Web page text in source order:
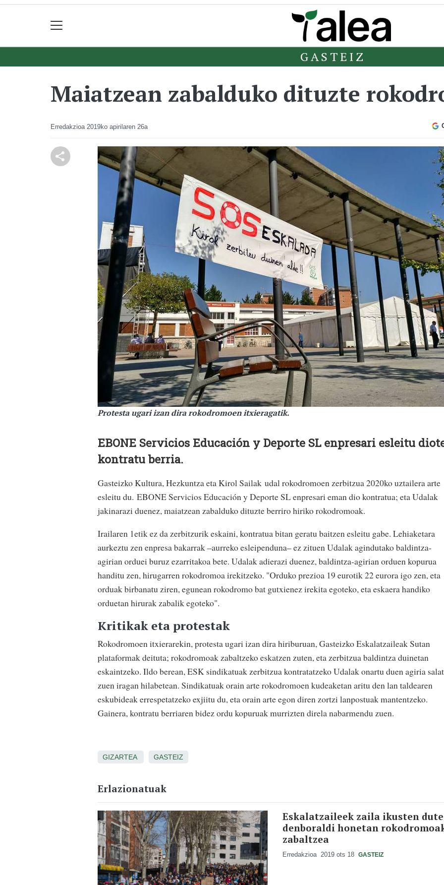
GASTEIZ
Maiatzean zabalduko dituzte
Erredakzioa 2019ko apirilaren 26a
Protesta ugari izan dira rokodromoen itxieragatik.
EBONE Servicios Educación y Deporte SL enpresari esleitu
kontratu berria.
Gasteizko Kultura, Hezkuntza eta Kirol Sailak udal rokodromoen zerbitzua 2020ko uztailera arte
esleitu du. EBONE Servicios Educación y Deporte SL enpresari eman dio kontratua; eta Udalak
jakinarazi duenez, maiatzean zabalduko dituzte berriro hiriko rokodromoak.
Irailaren 1etik ez da zerbitzurik eskaini, kontratua bitan geratu baitzen esleitu gabe. Lehiaketara
aurkeztu zen enpresa bakarrak –aurreko esleipenduna– ez zituen Udalak agindutako baldintza-
agirian orduei buruz ezarritakoa bete. Udalak adierazi duenez, baldintza-agirian orduen kopurua
handitu zen, hirugarren rokodromoa irekitzeko. "Orduko prezioa 19 eurotik 22 eurora igo zen, eta
orduak birbanatu ziren, egunean rokodromo bat gutxienez irekita egoteko, eta eskaera handiko
orduetan hirurak zabalik egoteko".
Kritikak eta protestak
Rokodromoen itxierarekin, protesta ugari izan dira hiriburuan, Gasteizko Eskalatzaileak Sutan
plataformak deituta; rokodromoak zabaltzeko eskatzen zuten, eta zerbitzua baldintza duinetan
eskaintzeko. Ildo berean, ESK sindikatuak zerbitzua kontratatzeko Udalak onartu duen agiria
zuen iragan hilabetean. Sindikatuak orain arte rokodromoen kudeaketan aritu den lan taldearen
eskubideak errespetatzeko exjiitu du, eta orain arte egon diren zortzi lanpostuak mantentzeko.
Gainera, kontratu berriaren bidez ordu kopuruak murrizten direla nabarmendu zuen.
GIZARTEA GASTEIZ
Erlazionatuak
Eskalatzaileek zaila ikusten dute
denboraldi honetan
zabaltzea
Erredakzioa 2019 ots 18 GASTEIZ